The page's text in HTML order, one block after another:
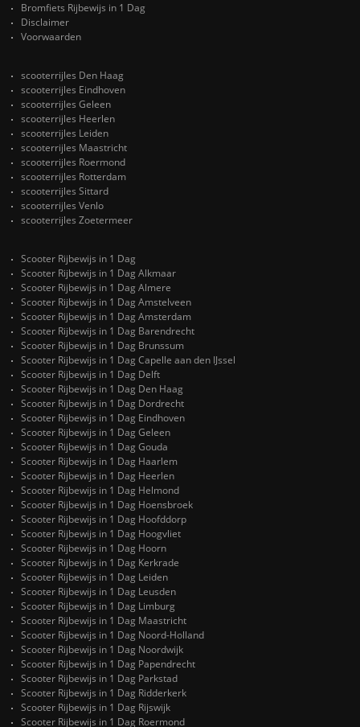
Bromfiets Rijbewijs in 1 Dag
Disclaimer
Voorwaarden
scooterrijles Den Haag
scooterrijles Eindhoven
scooterrijles Geleen
scooterrijles Heerlen
scooterrijles Leiden
scooterrijles Maastricht
scooterrijles Roermond
scooterrijles Rotterdam
scooterrijles Sittard
scooterrijles Venlo
scooterrijles Zoetermeer
Scooter Rijbewijs in 1 Dag
Scooter Rijbewijs in 1 Dag Alkmaar
Scooter Rijbewijs in 1 Dag Almere
Scooter Rijbewijs in 1 Dag Amstelveen
Scooter Rijbewijs in 1 Dag Amsterdam
Scooter Rijbewijs in 1 Dag Barendrecht
Scooter Rijbewijs in 1 Dag Brunssum
Scooter Rijbewijs in 1 Dag Capelle aan den IJssel
Scooter Rijbewijs in 1 Dag Delft
Scooter Rijbewijs in 1 Dag Den Haag
Scooter Rijbewijs in 1 Dag Dordrecht
Scooter Rijbewijs in 1 Dag Eindhoven
Scooter Rijbewijs in 1 Dag Geleen
Scooter Rijbewijs in 1 Dag Gouda
Scooter Rijbewijs in 1 Dag Haarlem
Scooter Rijbewijs in 1 Dag Heerlen
Scooter Rijbewijs in 1 Dag Helmond
Scooter Rijbewijs in 1 Dag Hoensbroek
Scooter Rijbewijs in 1 Dag Hoofddorp
Scooter Rijbewijs in 1 Dag Hoogvliet
Scooter Rijbewijs in 1 Dag Hoorn
Scooter Rijbewijs in 1 Dag Kerkrade
Scooter Rijbewijs in 1 Dag Leiden
Scooter Rijbewijs in 1 Dag Leusden
Scooter Rijbewijs in 1 Dag Limburg
Scooter Rijbewijs in 1 Dag Maastricht
Scooter Rijbewijs in 1 Dag Noord-Holland
Scooter Rijbewijs in 1 Dag Noordwijk
Scooter Rijbewijs in 1 Dag Papendrecht
Scooter Rijbewijs in 1 Dag Parkstad
Scooter Rijbewijs in 1 Dag Ridderkerk
Scooter Rijbewijs in 1 Dag Rijswijk
Scooter Rijbewijs in 1 Dag Roermond